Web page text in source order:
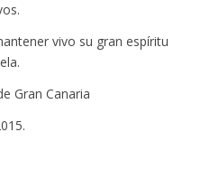
vivo su gran espíritu
Gran Canaria